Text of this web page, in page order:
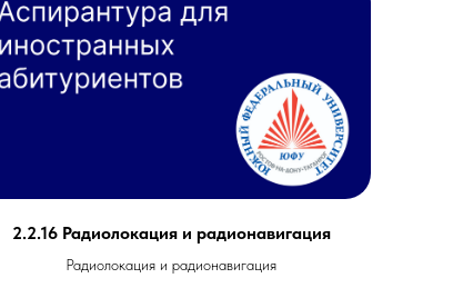
2.2.16 Радиолокация и радионавигация
Радиолокация и радионавигация